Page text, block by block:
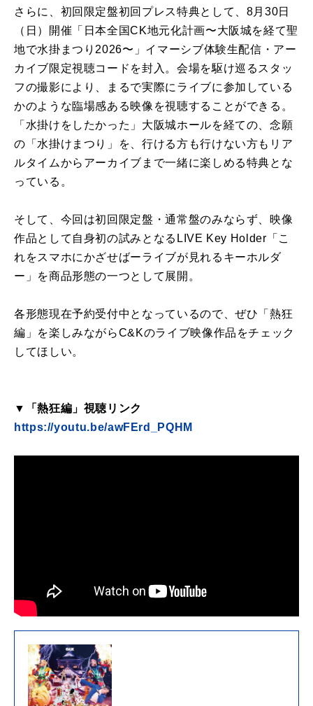
さらに、初回限定盤初回プレス特典として、8月30日
（日）開催「日本全国CK地元化計画〜大阪城を経て聖
地で水掛まつり2026〜」イマーシブ体験生配信・アー
カイブ限定視聴コードを封入。会場を駆け巡るスタッ
フの撮影により、まるで実際にライブに参加している
かのような臨場感ある映像を視聴することができる。
「水掛けをしたかった」大阪城ホールを経ての、念願
の「水掛けまつり」を、行ける方も行けない方もリア
ルタイムからアーカイブまで一緒に楽しめる特典とな
っている。
そして、今回は初回限定盤・通常盤のみならず、映像
作品として自身初の試みとなるLIVE Key Holder「こ
れをスマホにかざせばーライブが見れるキーホルダ
ー」を商品形態の一つとして展開。
各形態現在予約受付中となっているので、ぜひ「熱狂
編」を楽しみながらC&Kのライブ映像作品をチェック
してほしい。
▼「熱狂編」視聴リンク
https://youtu.be/awFErd_PQHM